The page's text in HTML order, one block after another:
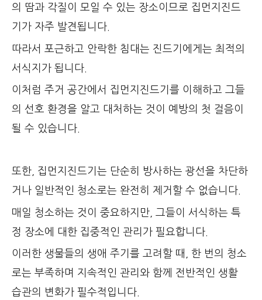
의 땀과 각질이 모일 수 있는 장소이므로 집먼지진드
기가 자주 발견됩니다.
따라서 포근하고 안락한 침대는 진드기에게는 최적의
서식지가 됩니다.
이처럼 주거 공간에서 집먼지진드기를 이해하고 그들
의 선호 환경을 알고 대처하는 것이 예방의 첫 걸음이
될 수 있습니다.
또한, 집먼지진드기는 단순히 방사하는 광선을 차단하
거나 일반적인 청소로는 완전히 제거할 수 없습니다.
매일 청소하는 것이 중요하지만, 그들이 서식하는 특
정 장소에 대한 집중적인 관리가 필요합니다.
이러한 생물들의 생애 주기를 고려할 때, 한 번의 청소
로는 부족하며 지속적인 관리와 함께 전반적인 생활
습관의 변화가 필수적입니다.